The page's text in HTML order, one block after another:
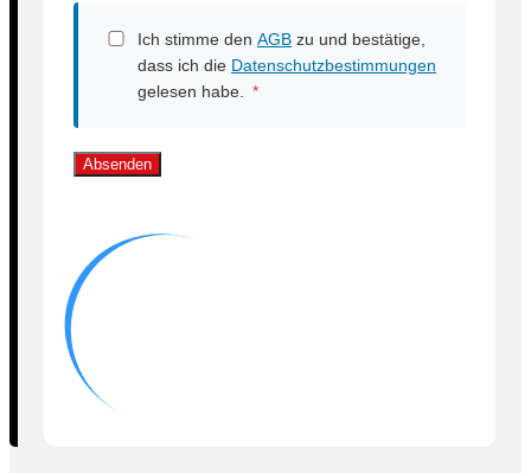
Ich stimme den AGB zu und bestätige,
dass ich die Datenschutzbestimmungen
gelesen habe. *
Absenden